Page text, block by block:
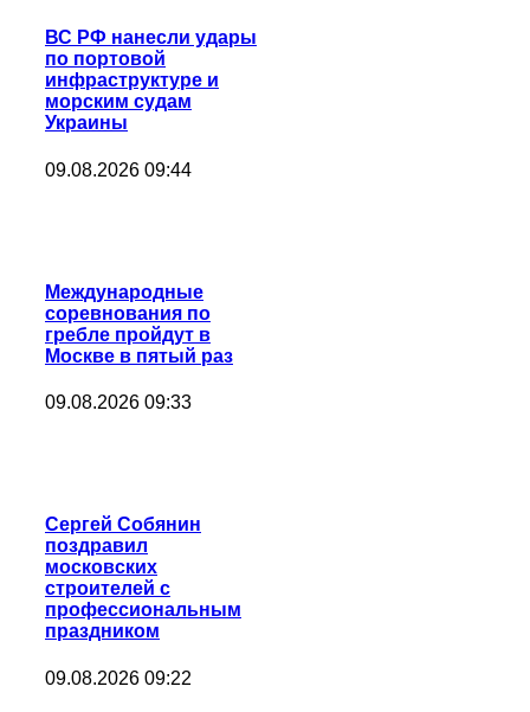
ВС РФ нанесли удары
по портовой
инфраструктуре и
морским судам
Украины
09.08.2026 09:44
Международные
соревнования по
гребле пройдут в
Москве в пятый раз
09.08.2026 09:33
Сергей Собянин
поздравил
московских
строителей с
профессиональным
праздником
09.08.2026 09:22